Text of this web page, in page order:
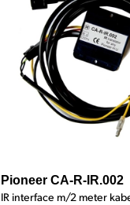
Pioneer CA-R-IR.002
IR interface m/2 meter